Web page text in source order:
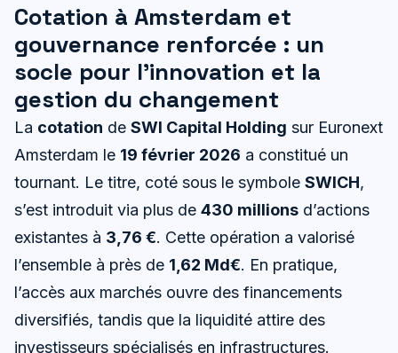
Cotation à Amsterdam et
gouvernance renforcée : un
socle pour l’innovation et la
gestion du changement
La cotation de SWI Capital Holding sur Euronext
Amsterdam le 19 février 2026 a constitué un
tournant. Le titre, coté sous le symbole SWICH,
s’est introduit via plus de 430 millions d’actions
existantes à 3,76 €. Cette opération a valorisé
l’ensemble à près de 1,62 Md€. En pratique,
l’accès aux marchés ouvre des financements
diversifiés, tandis que la liquidité attire des
investisseurs spécialisés en infrastructures.